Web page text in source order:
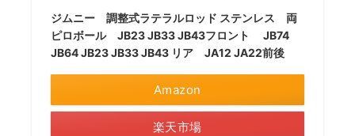
ジムニー 調整式ラテラルロッド ステンレス 両
ピロボール JB23 JB33 JB43フロント JB74
JB64 JB23 JB33 JB43 リア JA12 JA22前後
Amazon
楽天市場